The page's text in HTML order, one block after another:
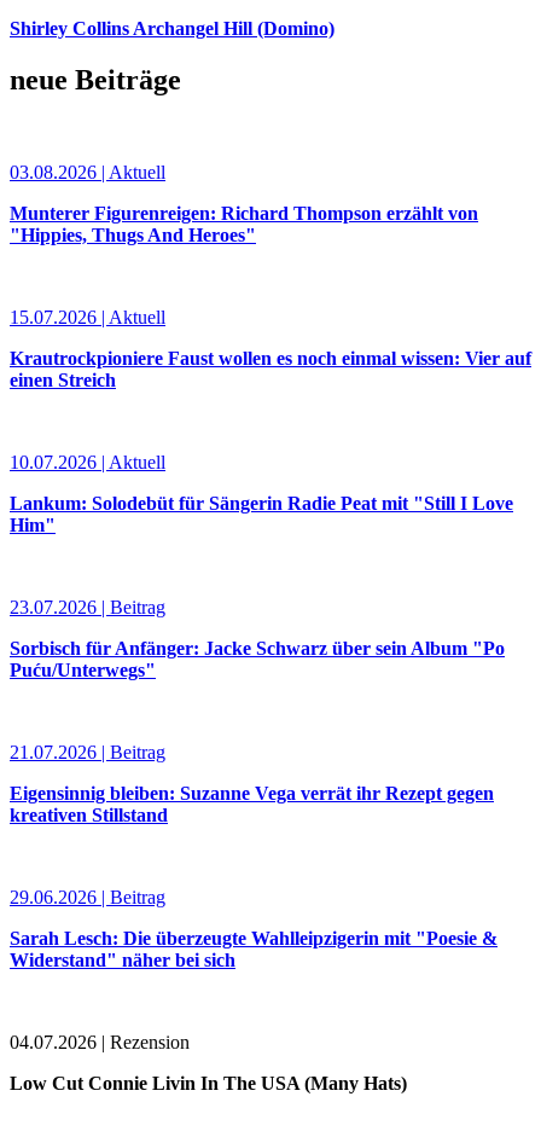
Shirley Collins Archangel Hill (Domino)
neue Beiträge
03.08.2026 | Aktuell
Munterer Figurenreigen: Richard Thompson erzählt von
"Hippies, Thugs And Heroes"
15.07.2026 | Aktuell
Krautrockpioniere Faust wollen es noch einmal wissen: Vier auf
einen Streich
10.07.2026 | Aktuell
Lankum: Solodebüt für Sängerin Radie Peat mit "Still I Love
Him"
23.07.2026 | Beitrag
Sorbisch für Anfänger: Jacke Schwarz über sein Album "Po
Puću/Unterwegs"
21.07.2026 | Beitrag
Eigensinnig bleiben: Suzanne Vega verrät ihr Rezept gegen
kreativen Stillstand
29.06.2026 | Beitrag
Sarah Lesch: Die überzeugte Wahlleipzigerin mit "Poesie &
Widerstand" näher bei sich
04.07.2026 | Rezension
Low Cut Connie Livin In The USA (Many Hats)